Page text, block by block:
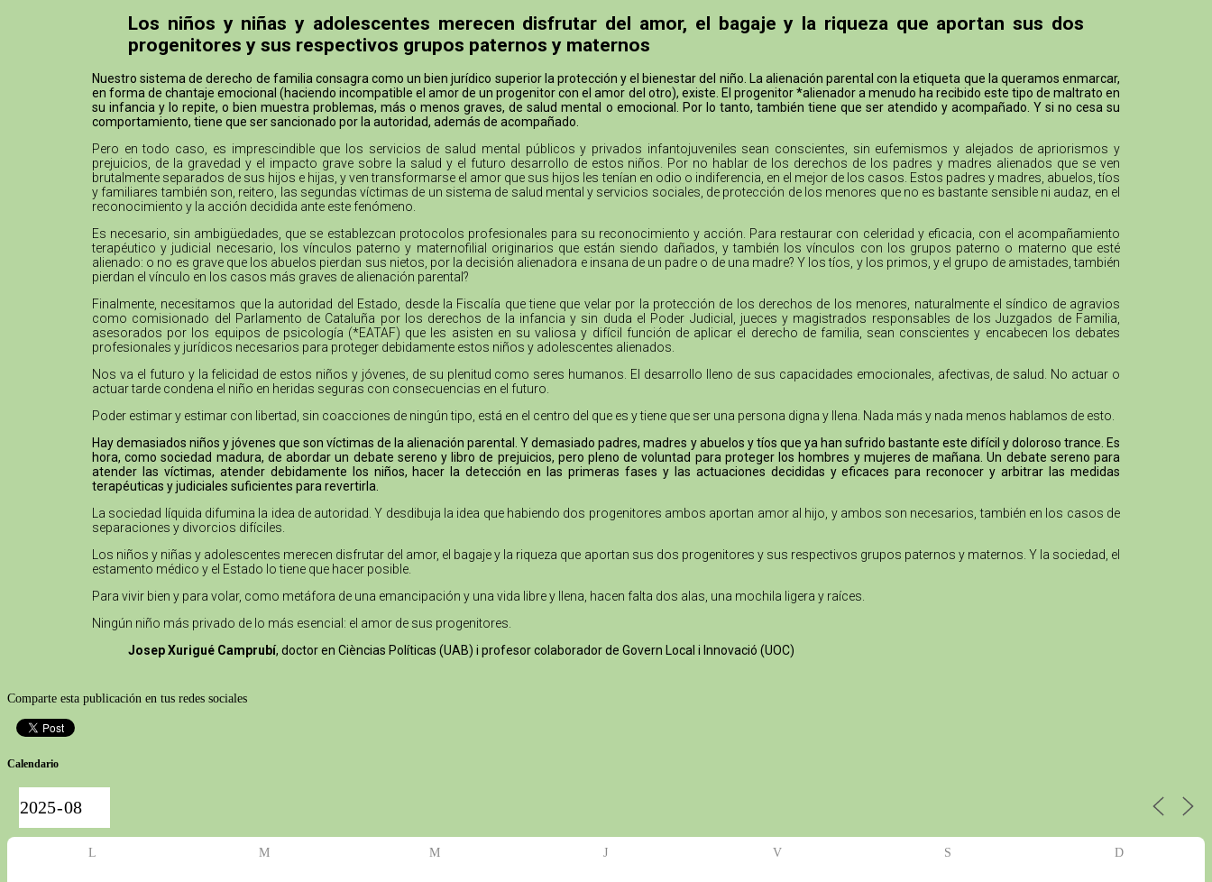
Los niños y niñas y adolescentes merecen disfrutar del amor, el bagaje y la riqueza que aportan sus dos
progenitores y sus respectivos grupos paternos y maternos
Nuestro sistema de derecho de familia consagra como un bien jurídico superior la protección y el bienestar del niño. La alienación parental con la etiqueta que la queramos enmarcar,
en forma de chantaje emocional (haciendo incompatible el amor de un progenitor con el amor del otro), existe. El progenitor *alienador a menudo ha recibido este tipo de maltrato en
su infancia y lo repite, o bien muestra problemas, más o menos graves, de salud mental o emocional. Por lo tanto, también tiene que ser atendido y acompañado. Y si no cesa su
comportamiento, tiene que ser sancionado por la autoridad, además de acompañado.
Pero en todo caso, es imprescindible que los servicios de salud mental públicos y privados infantojuveniles sean conscientes, sin eufemismos y alejados de apriorismos y
prejuicios, de la gravedad y el impacto grave sobre la salud y el futuro desarrollo de estos niños. Por no hablar de los derechos de los padres y madres alienados que se ven
brutalmente separados de sus hijos e hijas, y ven transformarse el amor que sus hijos les tenían en odio o indiferencia, en el mejor de los casos. Estos padres y madres, abuelos, tíos
y familiares también son, reitero, las segundas víctimas de un sistema de salud mental y servicios sociales, de protección de los menores que no es bastante sensible ni audaz, en el
reconocimiento y la acción decidida ante este fenómeno.
Es necesario, sin ambigüedades, que se establezcan protocolos profesionales para su reconocimiento y acción. Para restaurar con celeridad y eficacia, con el acompañamiento
terapéutico y judicial necesario, los vínculos paterno y maternofilial originarios que están siendo dañados, y también los vínculos con los grupos paterno o materno que esté
alienado: o no es grave que los abuelos pierdan sus nietos, por la decisión alienadora e insana de un padre o de una madre? Y los tíos, y los primos, y el grupo de amistades, también
pierdan el vínculo en los casos más graves de alienación parental?
Finalmente, necesitamos que la autoridad del Estado, desde la Fiscalía que tiene que velar por la protección de los derechos de los menores, naturalmente el síndico de agravios
como comisionado del Parlamento de Cataluña por los derechos de la infancia y sin duda el Poder Judicial, jueces y magistrados responsables de los Juzgados de Familia,
asesorados por los equipos de psicología (*EATAF) que les asisten en su valiosa y difícil función de aplicar el derecho de familia, sean conscientes y encabecen los debates
profesionales y jurídicos necesarios para proteger debidamente estos niños y adolescentes alienados.
Nos va el futuro y la felicidad de estos niños y jóvenes, de su plenitud como seres humanos. El desarrollo lleno de sus capacidades emocionales, afectivas, de salud. No actuar o
actuar tarde condena el niño en heridas seguras con consecuencias en el futuro.
Poder estimar y estimar con libertad, sin coacciones de ningún tipo, está en el centro del que es y tiene que ser una persona digna y llena. Nada más y nada menos hablamos de esto.
Hay demasiados niños y jóvenes que son víctimas de la alienación parental. Y demasiado padres, madres y abuelos y tíos que ya han sufrido bastante este difícil y doloroso trance. Es
hora, como sociedad madura, de abordar un debate sereno y libro de prejuicios, pero pleno de voluntad para proteger los hombres y mujeres de mañana. Un debate sereno para
atender las víctimas, atender debidamente los niños, hacer la detección en las primeras fases y las actuaciones decididas y eficaces para reconocer y arbitrar las medidas
terapéuticas y judiciales suficientes para revertirla.
La sociedad líquida difumina la idea de autoridad. Y desdibuja la idea que habiendo dos progenitores ambos aportan amor al hijo, y ambos son necesarios, también en los casos de
separaciones y divorcios difíciles.
Los niños y niñas y adolescentes merecen disfrutar del amor, el bagaje y la riqueza que aportan sus dos progenitores y sus respectivos grupos paternos y maternos. Y la sociedad, el
estamento médico y el Estado lo tiene que hacer posible.
Para vivir bien y para volar, como metáfora de una emancipación y una vida libre y llena, hacen falta dos alas, una mochila ligera y raíces.
Ningún niño más privado de lo más esencial: el amor de sus progenitores.
Josep Xurigué Camprubí, doctor en Cièncias Políticas (UAB) i profesor colaborador de Govern Local i Innovació (UOC)
Comparte esta publicación en tus redes sociales
Calendario
L M M J V S D